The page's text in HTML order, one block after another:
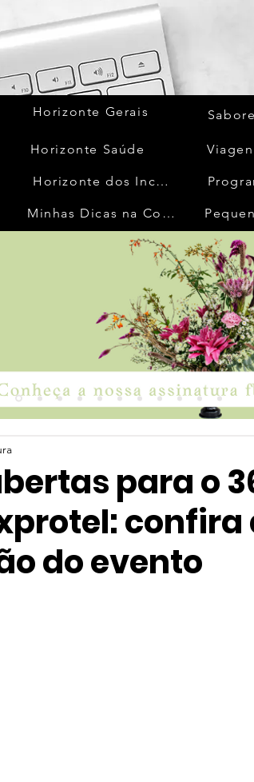
Horizonte Gerais
Horizonte Saúde
Horizonte dos Inconfidentes
Minhas Dicas na Cozinha
para o
confira
do evento